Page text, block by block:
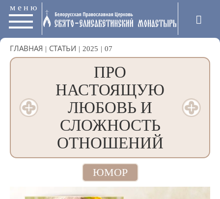
меню
ГЛАВНАЯ | СТАТЬИ | 2025 | 07
ПРО
НАСТОЯЩУЮ
ЛЮБОВЬ И
СЛОЖНОСТЬ
ОТНОШЕНИЙ
ЮМОР